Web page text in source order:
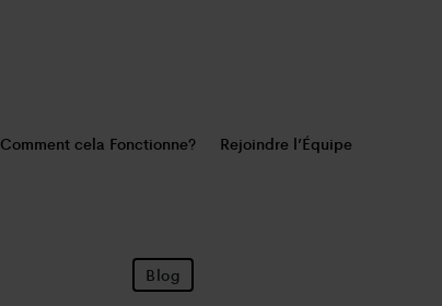
Comment cela Fonctionne?
Rejoindre l’Équipe
Blog